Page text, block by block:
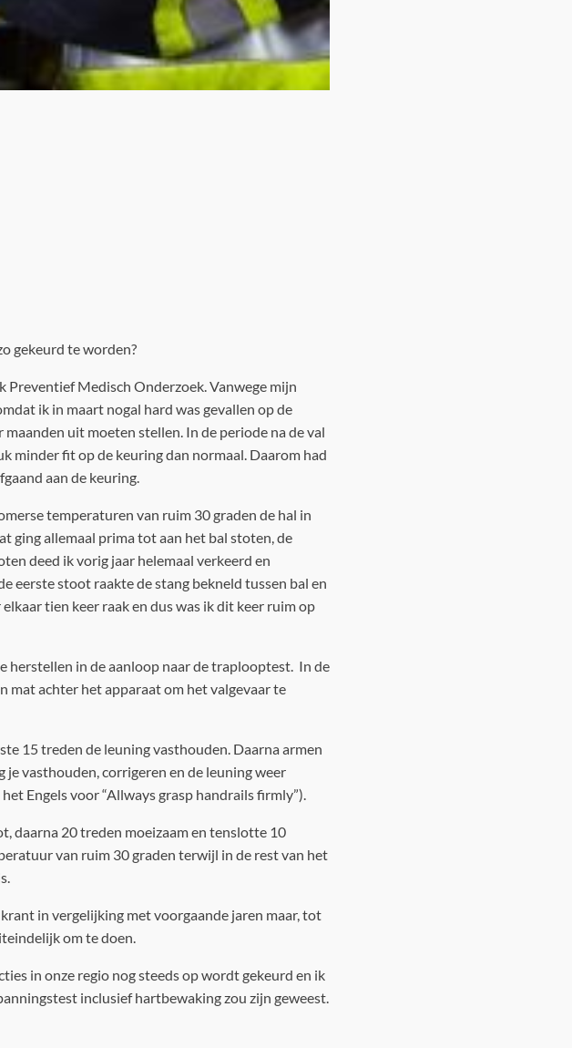
gekeurd te worden?
Preventief Medisch Onderzoek. Vanwege mijn
ik in maart nogal hard was gevallen op de
uit moeten stellen. In de periode na de val
minder fit op de keuring dan normaal. Daarom had
aan de keuring.
temperaturen van ruim 30 graden de hal in
ging allemaal prima tot aan het bal stoten, de
deed ik vorig jaar helemaal verkeerd en
eerste stoot raakte de stang bekneld tussen bal en
tien keer raak en dus was ik dit keer ruim op
herstellen in de aanloop naar de traplooptest. In de
mat achter het apparaat om het valgevaar te
15 treden de leuning vasthouden. Daarna armen
je vasthouden, corrigeren en de leuning weer
Engels voor “Allways grasp handrails firmly”).
daarna 20 treden moeizaam en tenslotte 10
van ruim 30 graden terwijl in de rest van het
in vergelijking met voorgaande jaren maar, tot
om te doen.
in onze regio nog steeds op wordt gekeurd en ik
inclusief hartbewaking zou zijn geweest.